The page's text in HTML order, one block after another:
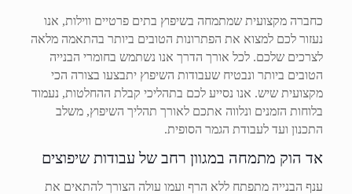
כחברה מקצועית שמתמחה בשיפוץ בתים פרטיים ווילות, אנו
נעזור לכם למצוא את הפתרונות הטובים ביותר בהתאמה מלאה
לצרכים שלכם. לכל אורך הדרך אנו נשתמש בחומרי הבנייה
הטובים ביותר ונבטיח שעבודות השיפוץ יתבצעו בצורה הכי
מקצועית שיש. אנו נסייע לכם בתהליכי קבלת ההחלטות, נעמוד
בלוחות הזמנים ונלווה אתכם לאורך תהליך השיפוץ, משלב
התכנון ועד לעבודת הגמר הסופית.
אד הוק מתמחה במגוון רחב של עבודות שיפוצים
ענף הבנייה מתפתח ללא הרף ועמו עולה הצורך להתאים את